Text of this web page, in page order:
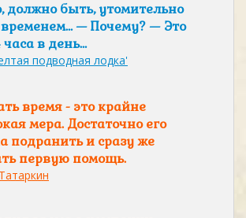
должно быть, утомительно
— Почему? — Это
в день…
подводная лодка'
время - это крайне
мера. Достаточно его
подранить и сразу же
первую помощь.